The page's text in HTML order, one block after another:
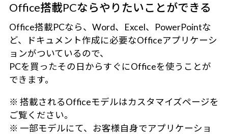
Office搭載PCならやりたいことができる
Office搭載PCなら、Word、Excel、PowerPointな
ど、ドキュメント作成に必要なOfficeアプリケーシ
ョンがついているので、
PCを買ったその日からすぐにOfficeを使うことが
できます。
※ 搭載されるOfficeモデルはカスタマイズページを
ご覧ください。
※ 一部モデルにて、お客様自身でアプリケーショ